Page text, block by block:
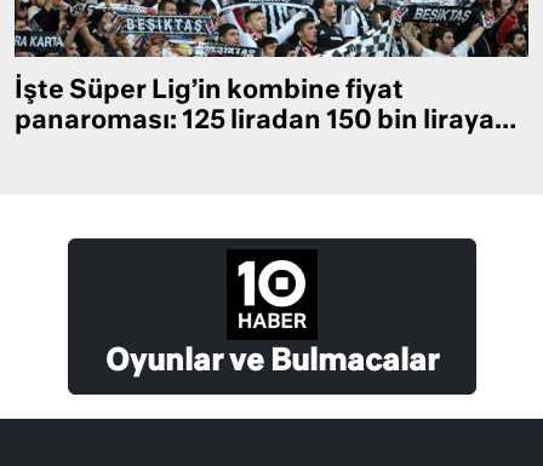
İşte Süper Lig’in kombine fiyat
panaroması: 125 liradan 150 bin liraya…
Oyunlar ve Bulmacalar